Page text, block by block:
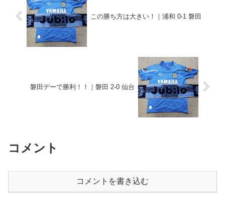
この勝ち方は大きい！｜浦和 0-1 磐田
磐田デーで勝利！！｜磐田 2-0 仙台
コメント
コメントを書き込む